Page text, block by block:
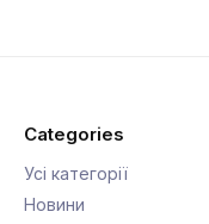
Categories
Усі категорії
Новини